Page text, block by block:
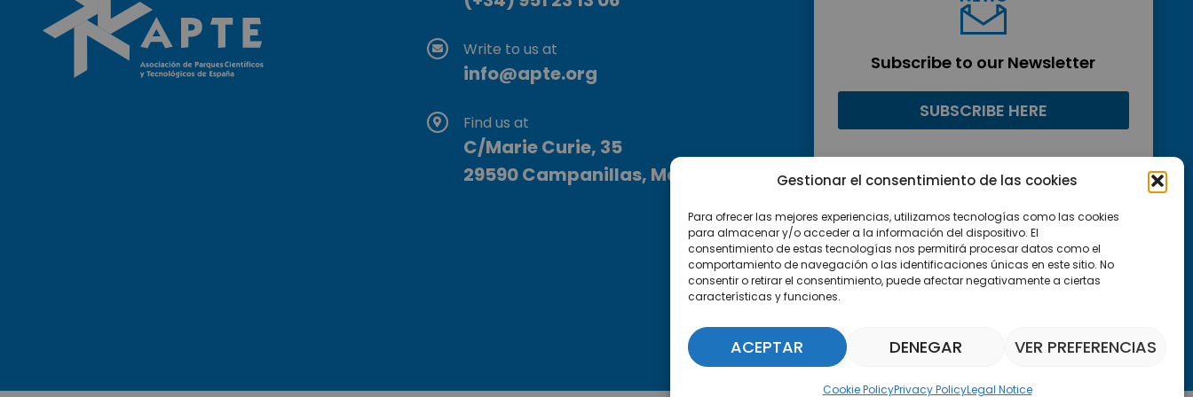
Gestionar el consentimiento de las cookies
Para ofrecer las mejores experiencias, utilizamos tecnologías como las cookies
para almacenar y/o acceder a la información del dispositivo. El
consentimiento de estas tecnologías nos permitirá procesar datos como el
comportamiento de navegación o las identificaciones únicas en este sitio. No
consentir o retirar el consentimiento, puede afectar negativamente a ciertas
características y funciones.
ACEPTAR DENEGAR VER PREFERENCIAS
Cookie PolicyPrivacy PolicyLegal Notice
Write to us at
info@apte.org
Find us at
C/Marie Curie, 35
29590 Campanillas, Málaga
Subscribe to our Newsletter
SUBSCRIBE HERE